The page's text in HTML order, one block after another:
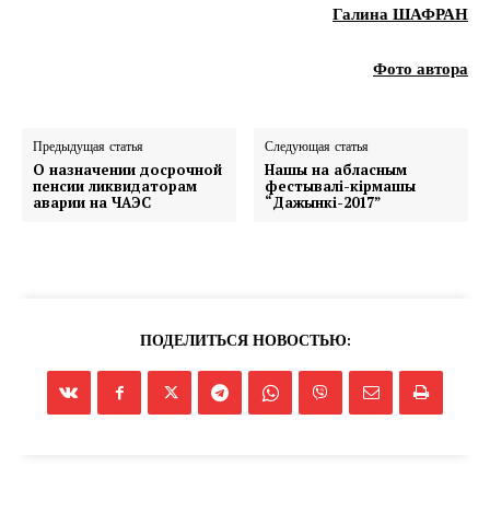
Галина ШАФРАН
Фото автора
Предыдущая статья
О назначении досрочной
пенсии ликвидаторам
аварии на ЧАЭС
Следующая статья
Нашы на абласным
фестывалі-кірмашы
“Дажынкі-2017”
ПОДЕЛИТЬСЯ НОВОСТЬЮ: